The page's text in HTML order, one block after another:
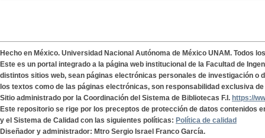
Hecho en México. Universidad Nacional Autónoma de México UNAM. Todos
Este es un portal integrado a la página web institucional de la Facultad de
distintos sitios web, sean páginas electrónicas personales de investigación o
los textos como de las páginas electrónicas, son responsabilidad exclusiva
Sitio administrado por la Coordinación del Sistema de Bibliotecas F.I. https://
Este repositorio se rige por los preceptos de protección de datos contenidos
y el Sistema de Calidad con las siguientes políticas: Política de calidad
Diseñador y administrador: Mtro Sergio Israel Franco García.